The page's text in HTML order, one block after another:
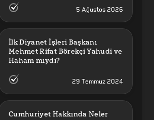
5 Ağustos 2026
İlk Diyanet İşleri Başkanı
Mehmet Rifat Börekçi Yahudi ve
Haham mıydı?
29 Temmuz 2024
Cumhuriyet Hakkında Neler